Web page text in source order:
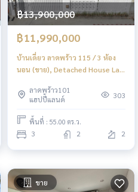
฿13,900,000
฿11,990,000
บ้านเดี่ยว ลาดพร้าว 115 / 3 ห้อง
นอน (ขาย), Detached House Lat
SALE) BZD144
ลาดพร้าว101
แฮปปี้แลนด์
303
พื้นที่ : 55.00 ตร.ว.
3 2 2
ขาย